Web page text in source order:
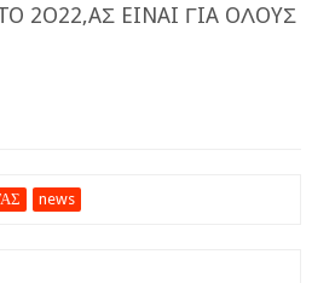
2O22,AΣ EINAI ΓIA OΛOYΣ
news